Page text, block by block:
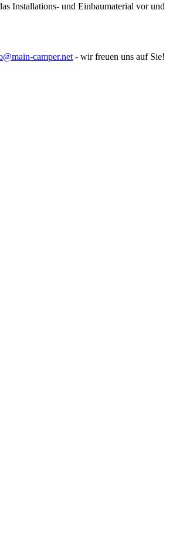
Installations- und Einbaumaterial vor und
camper.net - wir freuen uns auf Sie!